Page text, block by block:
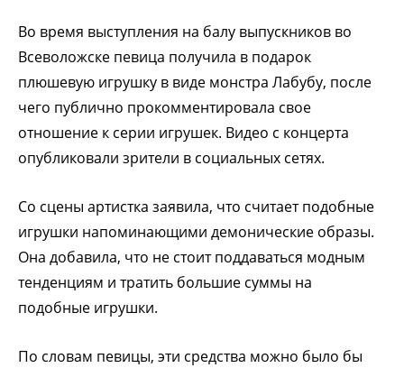
Во время выступления на балу выпускников во
Всеволожске певица получила в подарок
плюшевую игрушку в виде монстра Лабубу, после
чего публично прокомментировала свое
отношение к серии игрушек. Видео с концерта
опубликовали зрители в социальных сетях.
Со сцены артистка заявила, что считает подобные
игрушки напоминающими демонические образы.
Она добавила, что не стоит поддаваться модным
тенденциям и тратить большие суммы на
подобные игрушки.
По словам певицы, эти средства можно было бы